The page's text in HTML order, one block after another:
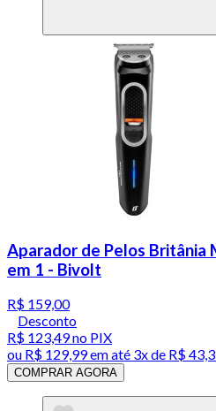
Aparador de Pelos Britânia
em 1 - Bivolt
R$ 159,00
Desconto
R$ 123,49no PIX
ou R$ 129,99em até 3x de R$
COMPRAR AGORA